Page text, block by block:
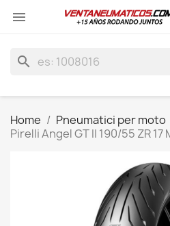

search
Home Pneumatici per moto
Pirelli Angel GT II 190/55 ZR 17